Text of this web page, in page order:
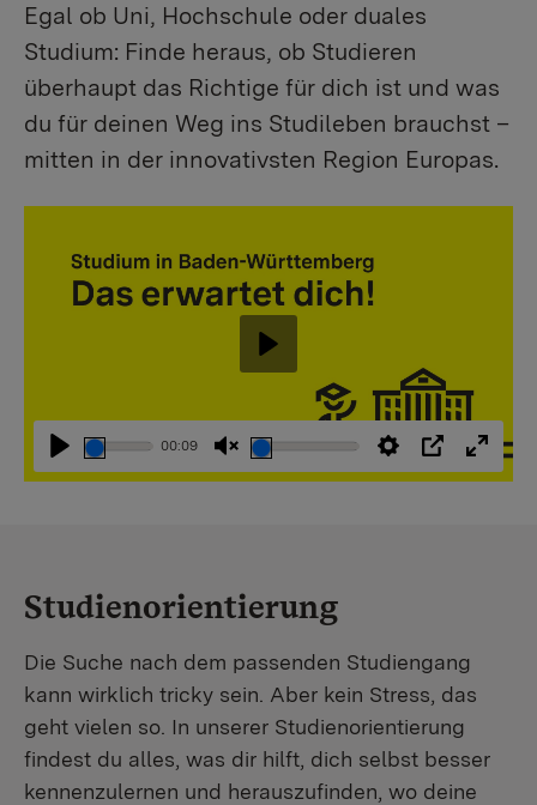
Egal ob Uni, Hochschule oder duales
Studium: Finde heraus, ob Studieren
überhaupt das Richtige für dich ist und was
du für deinen Weg ins Studileben brauchst –
mitten in der innovativsten Region Europas.
Abspielen
00:09
StummschaltungEinstellungen
PIP
Abspielen
Studienorientierung
Die Suche nach dem passenden Studiengang
kann wirklich tricky sein. Aber kein Stress, das
geht vielen so. In unserer Studienorientierung
findest du alles, was dir hilft, dich selbst besser
kennenzulernen und herauszufinden, wo deine